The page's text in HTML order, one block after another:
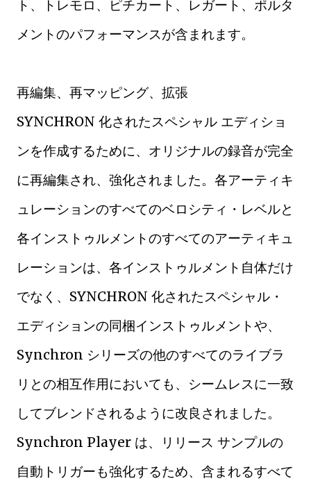
ト、トレモロ、ピチカート、レガート、ポルタ
メントのパフォーマンスが含まれます。
再編集、再マッピング、拡張
SYNCHRON 化されたスペシャル エディショ
ンを作成するために、オリジナルの録音が完全
に再編集され、強化されました。各アーティキ
ュレーションのすべてのベロシティ・レベルと
各インストゥルメントのすべてのアーティキュ
レーションは、各インストゥルメント自体だけ
でなく、SYNCHRON 化されたスペシャル・
エディションの同梱インストゥルメントや、
Synchron シリーズの他のすべてのライブラ
リとの相互作用においても、シームレスに一致
してブレンドされるように改良されました。
Synchron Player は、リリース サンプルの
自動トリガーも強化するため、含まれるすべて